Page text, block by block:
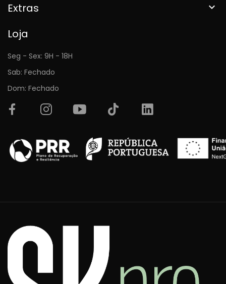
Extras 
Loja
Seg - Sex: 9H - 18H
Sab: Fechado
Dom: Fechado